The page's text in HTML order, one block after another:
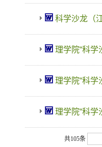
科学沙龙（
理学院“科学
理学院“科学
理学院“科学
共105条